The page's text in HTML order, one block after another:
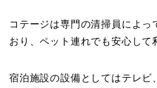
コテージは専門の清掃員によっ
おり、ペット連れでも安心して
宿泊施設の設備としてはテレビ